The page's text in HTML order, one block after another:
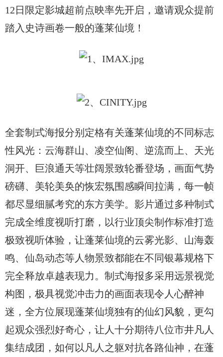
12日限定影城超前点映率先开启，邀请观众提前
踏入史诗画卷一般的蓬莱仙境！
全套制式海报分别定格有关蓬莱仙境的不同标志
性风光：云海群山、凌空仙阁、逆流而上、天光
洞开、巨浪通天等壮阔景致轮番登场，画面气势
磅礴、美轮美奂的恢宏氛围感瞬间拉满，每一帧
都尽显细腻考究的东方美学。影片通过多种制式
完成全维度视听打磨，以行业顶尖制作标准打造
极致视听体验，让蓬莱仙境的云雾光影、山海轰
鸣、仙岛动态等人物景致都能在不同银幕规格下
完全释放卓越表现力。制式海报多采用远景视觉
构图，极具视觉冲击力的画面表现令人心醉神
迷，全方位展现蓬莱仙境独有的仙幻风貌，更勾
起观众强烈好奇心，让人十分期待八位市井凡人
集结成团，如何以凡人之躯对抗各路仙神，在蓬